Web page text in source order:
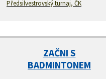
Předsilvestrovský turnaj, ČK
ZAČNI S
BADMINTONEM